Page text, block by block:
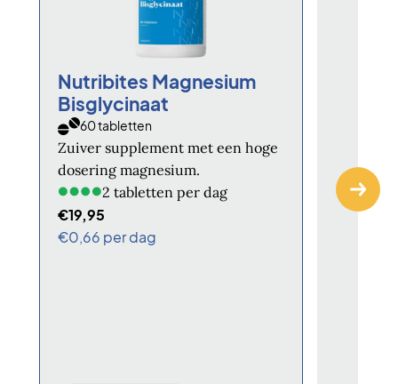
Nutribites Magnesium
Bisglycinaat
60 tabletten
Zuiver supplement met een hoge
dosering magnesium.
2 tabletten per dag
€19,95
€0,66 per dag